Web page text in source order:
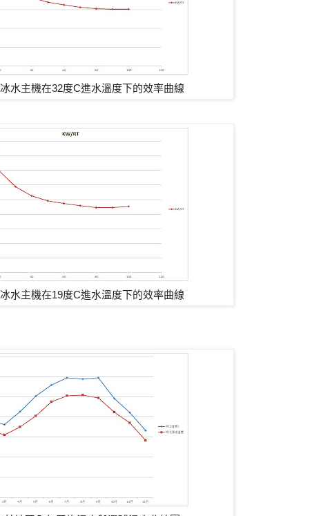
冰水主機在32度C進水溫度下的效率曲線
冰水主機在19度C進水溫度下的效率曲線